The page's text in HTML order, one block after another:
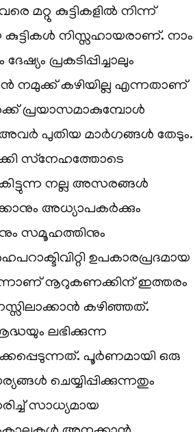
മറ്റു കുട്ടികളിൽ നിന്ന്
നിസ്സഹായരാണ്. നാം
പ്രകടിപ്പിച്ചാലും
നമുക്ക് കഴിയില്ല എന്നതാണ്
പ്രയാസമാകുമ്പോൾ
അവർ പുതിയ മാർഗങ്ങൾ തേടും.
സ്‌നേഹത്തോടെ
നല്ല അസരങ്ങൾ
അധ്യാപകർക്കും
സമൂഹത്തിനും
ഉപകാരപ്രദമായ
നൂറുകണക്കിന് ഇത്തരം
കഴിഞ്ഞത്.
ലഭിക്കുന്ന
പൂർണമായി ഒരു
ചെയ്യിപ്പിക്കുന്നതും
സാധ്യമായ